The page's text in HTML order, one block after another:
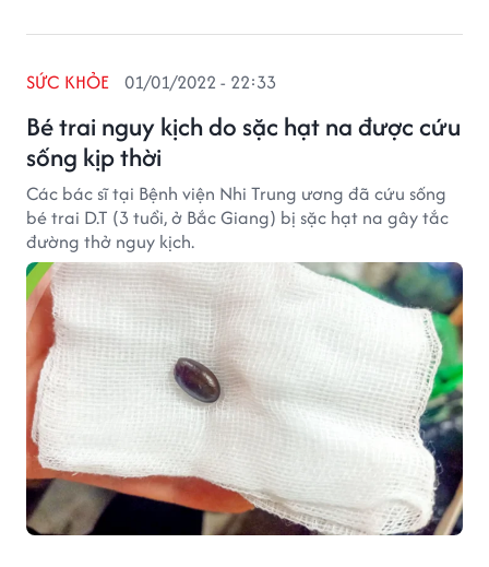
Bé trai nguy kịch do sặc hạt na được cứu
sống kịp thời
SỨC KHỎE 01/01/2022 - 22:33
Các bác sĩ tại Bệnh viện Nhi Trung ương đã cứu sống
bé trai D.T (3 tuổi, ở Bắc Giang) bị sặc hạt na gây tắc
đường thở nguy kịch.